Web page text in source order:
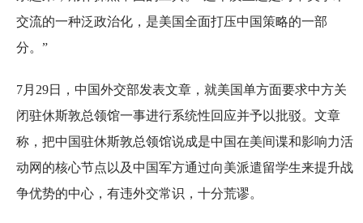
交流的一种泛政治化，是美国全面打压中国策略的一部
分。”
7月29日，中国外交部发表文章，就美国单方面要求中方关
闭驻休斯敦总领馆一事进行系统性回应并予以批驳。文章
称，把中国驻休斯敦总领馆说成是中国在美间谍和影响力活
动网的核心节点以及中国军方通过向美派遣留学生来提升战
争优势的中心，有违外交常识，十分荒谬。